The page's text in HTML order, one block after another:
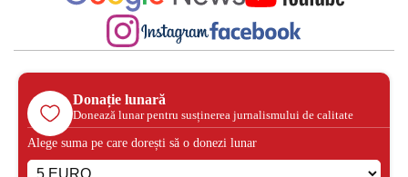
Donație lunară
Donează lunar pentru susținerea jurnalismului de calitate
Alege suma pe care dorești să o donezi lunar